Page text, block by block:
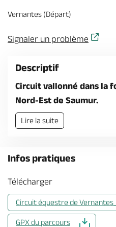
Vernantes (Départ)
Signaler un problème
Descriptif
Circuit vallonné dans la
Nord-Est de Saumur.
Lire la suite
Infos pratiques
Télécharger
Circuit équestre de
GPX du parcours